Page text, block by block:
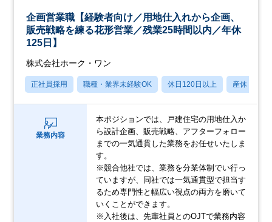
企画営業職【経験者向け／用地仕入れから企画、
販売戦略を練る花形営業／残業25時間以内／年休
125日】
株式会社ホーク・ワン
正社員採用 職種・業界未経験OK 休日120日以上 産休・育休
業務内容
本ポジションでは、戸建住宅の用地仕入か
ら設計企画、販売戦略、アフターフォロー
までの一気通貫した業務をお任せいたしま
す。
※競合他社では、業務を分業体制でい行っ
ていますが、同社では一気通貫型で担当す
るため専門性と幅広い視点の両方を磨いて
いくことができます。
※入社後は、先輩社員とのOJTで業務内容